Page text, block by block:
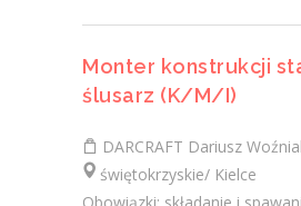
Monter konstrukcji
ślusarz (K/M/I)
DARCRAFT Dariusz
świętokrzyskie/ Kielce